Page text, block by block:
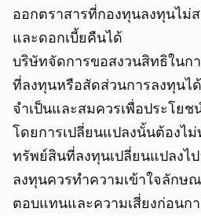
ออกตราสารที่กองทุนลงทุนไม่
และดอกเบี้ยคืนได้
บริษัทจัดการขอสงวนสิทธิในก
ที่ลงทุนหรือสัดส่วนการลงทุนไ
จำเป็นและสมควรเพื่อประโย
โดยการเปลี่ยนแปลงนั้นต้องไม่
ทรัพย์สินที่ลงทุนเปลี่ยนแปลงไ
ลงทุนควรทำความเข้าใจลักษ
ตอบแทนและความเสี่ยงก่อนก